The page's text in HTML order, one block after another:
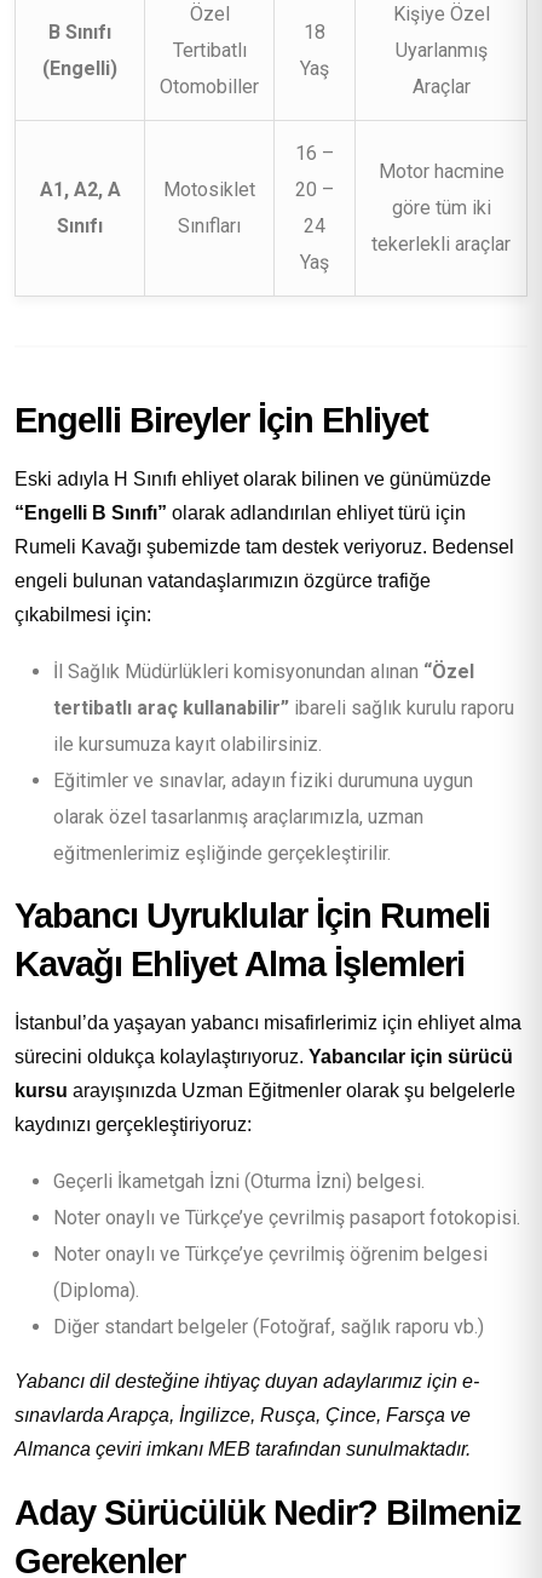
B Sınıfı
(Engelli)
Özel
Tertibatlı
Otomobiller
18
Yaş
Kişiye Özel
Uyarlanmış
Araçlar
A1, A2, A
Sınıfı
Motosiklet
Sınıfları
16 –
20 –
24
Yaş
Motor hacmine
göre tüm iki
tekerlekli araçlar
Engelli Bireyler İçin Ehliyet
Eski adıyla H Sınıfı ehliyet olarak bilinen ve günümüzde
“Engelli B Sınıfı” olarak adlandırılan ehliyet türü için
Rumeli Kavağı şubemizde tam destek veriyoruz. Bedensel
engeli bulunan vatandaşlarımızın özgürce trafiğe
çıkabilmesi için:
İl Sağlık Müdürlükleri komisyonundan alınan “Özel
tertibatlı araç kullanabilir” ibareli sağlık kurulu raporu
ile kursumuza kayıt olabilirsiniz.
Eğitimler ve sınavlar, adayın fiziki durumuna uygun
olarak özel tasarlanmış araçlarımızla, uzman
eğitmenlerimiz eşliğinde gerçekleştirilir.
Yabancı Uyruklular İçin Rumeli
Kavağı Ehliyet Alma İşlemleri
İstanbul’da yaşayan yabancı misafirlerimiz için ehliyet alma
sürecini oldukça kolaylaştırıyoruz. Yabancılar için sürücü
kursu arayışınızda Uzman Eğitmenler olarak şu belgelerle
kaydınızı gerçekleştiriyoruz:
Geçerli İkametgah İzni (Oturma İzni) belgesi.
Noter onaylı ve Türkçe’ye çevrilmiş pasaport fotokopisi.
Noter onaylı ve Türkçe’ye çevrilmiş öğrenim belgesi
(Diploma).
Diğer standart belgeler (Fotoğraf, sağlık raporu vb.)
Yabancı dil desteğine ihtiyaç duyan adaylarımız için e-
sınavlarda Arapça, İngilizce, Rusça, Çince, Farsça ve
Almanca çeviri imkanı MEB tarafından sunulmaktadır.
Aday Sürücülük Nedir? Bilmeniz
Gerekenler